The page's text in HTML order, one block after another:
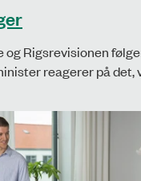
Rigsrevisionen
reagerer på det,